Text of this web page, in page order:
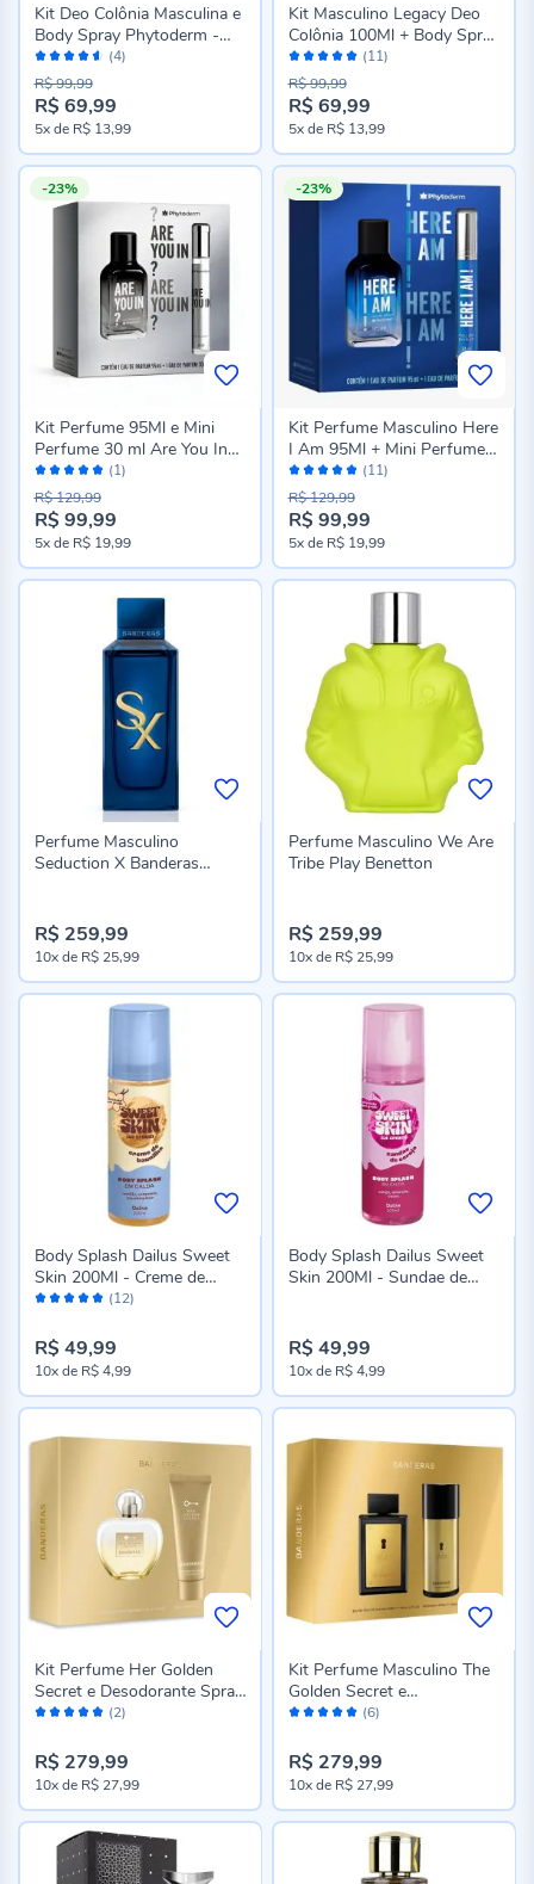
Avaliação:
90%
(4)
Kit Deo Colônia Masculina e
Body Spray Phytoderm -
Victory
Preço
especial
R$ 69,99
R$ 99,99
5xde R$ 13,99
Avaliação:
98%
(11)
Kit Masculino Legacy Deo
Colônia 100Ml + Body Spray
100Ml - Phytoderm
Preço
especial
R$ 69,99
R$ 99,99
5xde R$ 13,99
-23%
Avaliação:
100%
(1)
Kit Perfume 95Ml e Mini
Perfume 30 ml Are You In
Phytoderm
Preço
especial
R$ 99,99
R$ 129,99
5xde R$ 19,99
-23%
Avaliação:
96%
(11)
Kit Perfume Masculino Here
I Am 95Ml + Mini Perfume
30 Ml - Phytoderm
Preço
especial
R$ 99,99
R$ 129,99
5xde R$ 19,99
Perfume Masculino
Seduction X Banderas
R$ 259,99
10xde R$ 25,99
Perfume Masculino We Are
Tribe Play Benetton
R$ 259,99
10xde R$ 25,99
Avaliação: (12)
Body Splash Dailus Sweet
Skin 200Ml - Creme de
Baunilha
R$ 49,99
10xde R$ 4,99
Body Splash Dailus Sweet
Skin 200Ml - Sundae de
R$ 49,99
10xde R$ 4,99
Avaliação: (2)
Kit Perfume Her Golden
Secret e Desodorante Spray
Banderas
R$ 279,99
10xde R$ 27,99
Avaliação: (6)
Kit Perfume Masculino The
Golden Secret e
Desodorante Spray
R$ 279,99
10xde R$ 27,99